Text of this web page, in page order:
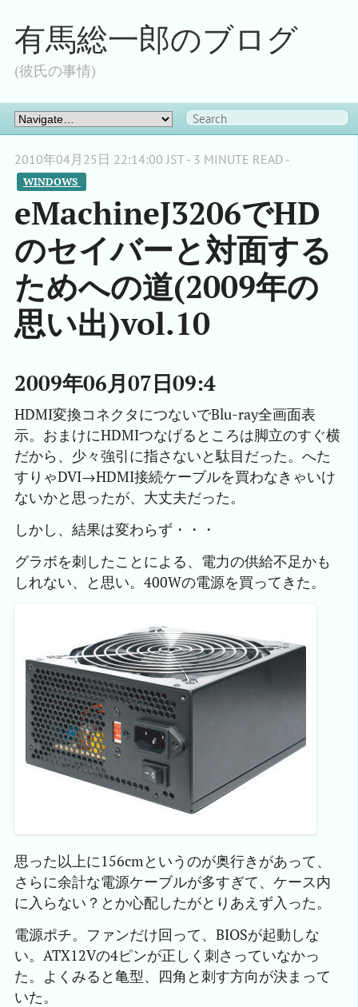
有馬総一郎のブログ
(彼氏の事情)
2010年04月25日 22:14:00 JST - 3 MINUTE READ -
WINDOWS
eMachineJ3206でHD
のセイバーと対面する
ためへの道(2009年の
思い出)vol.10
2009年06月07日09:4
HDMI変換コネクタにつないでBlu-ray全画面表
示。おまけにHDMIつなげるところは脚立のすぐ横
だから、少々強引に指さないと駄目だった。へた
すりゃDVI→HDMI接続ケーブルを買わなきゃいけ
ないかと思ったが、大丈夫だった。
しかし、結果は変わらず・・・
グラボを刺したことによる、電力の供給不足かも
しれない、と思い。400Wの電源を買ってきた。
思った以上に156cmというのが奥行きがあって、
さらに余計な電源ケーブルが多すぎて、ケース内
に入らない？とか心配したがとりあえず入った。
電源ポチ。ファンだけ回って、BIOSが起動しな
い。ATX12Vの4ピンが正しく刺さっていなかっ
た。よくみると亀型、四角と刺す方向が決まって
いた。